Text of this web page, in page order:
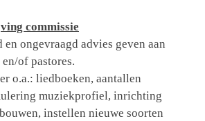
commissie
en ongevraagd advies geven aan
of pastores.
o.a.: liedboeken, aantallen
muziekprofiel, inrichting
instellen nieuwe soorten